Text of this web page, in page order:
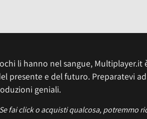
li hanno nel sangue, Multiplayer.it
e del futuro. Preparatevi ad
geniali.
fai click o acquisti qualcosa, potremmo